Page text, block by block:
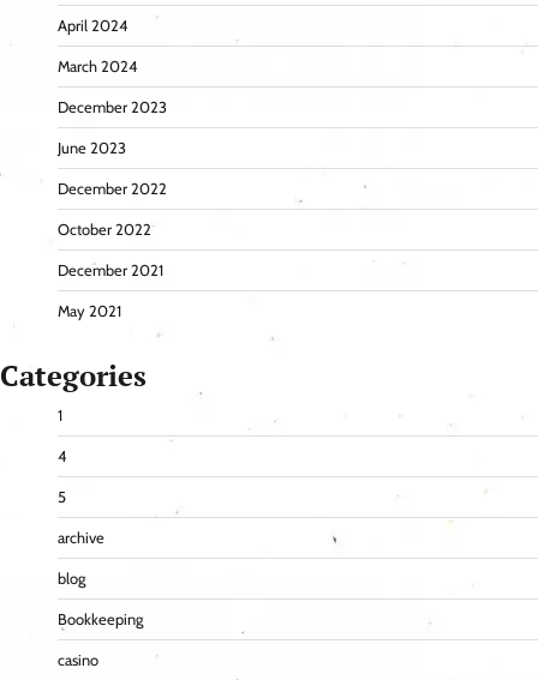
April 2024
March 2024
December 2023
June 2023
December 2022
October 2022
December 2021
May 2021
Categories
1
4
5
archive
blog
Bookkeeping
casino